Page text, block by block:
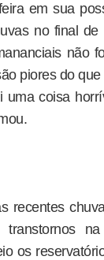
em sua
no final
não
piores do
uma coisa
recentes
transtornos
os